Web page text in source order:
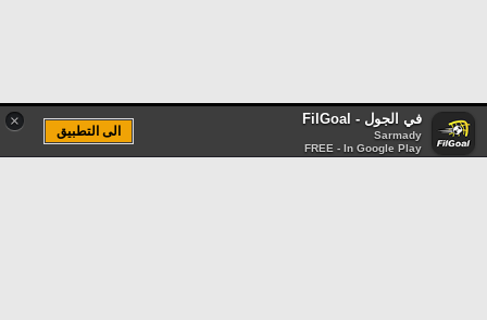
× في الجول - FilGoal
Sarmady
FREE - In Google Play
الى التطبيق